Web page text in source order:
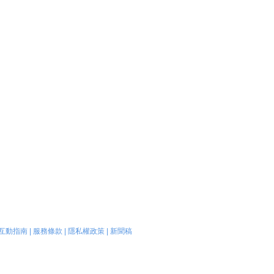
動指南| 服務條款 隱私權政策| 新聞稿